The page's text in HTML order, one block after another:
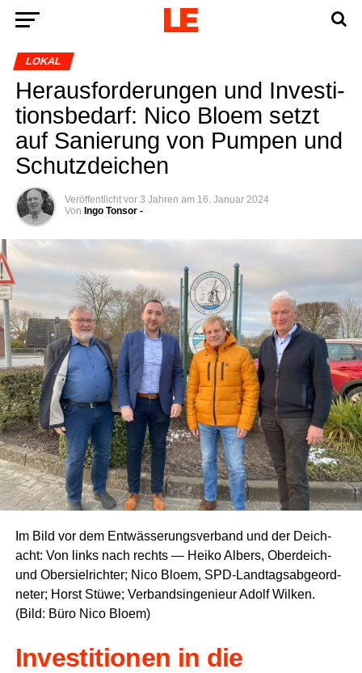
LOKAL
Her­aus­for­de­run­gen und Inves­ti­
ti­ons­be­darf: Nico Blo­em setzt
auf Sanie­rung von Pum­pen und
Schutzdeichen
Veröffentlicht vor 3 Jahren am 16. Januar 2024
Von Ingo Tonsor -
Im Bild vor dem Ent­wäs­se­rungs­ver­band und der Deich­
acht: Von links nach rechts — Hei­ko Albers, Ober­deich-
und Ober­siel­rich­ter; Nico Blo­em, SPD-Land­tags­ab­ge­ord­
ne­ter; Horst Stü­we; Ver­band­s­in­ge­nieur Adolf Wil­ken.
(Bild: Büro Nico Bloem)
Inves­ti­tio­nen in die